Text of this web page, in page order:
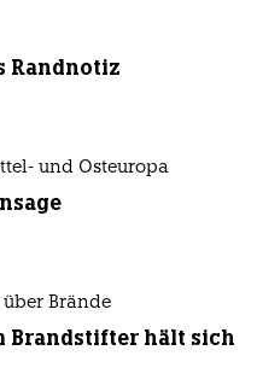
Randnotiz
und Osteuropa
Brände
Brandstifter hält sich